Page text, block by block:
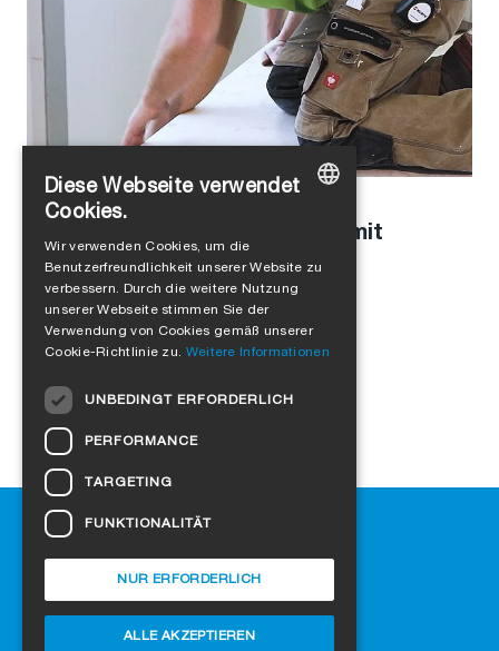
Stefanie Schaller
Modulbau mit Holz: Interview mit
Leopold Kasseckert
Hilfe
SIGA-Fachhändler finden
Häufig gestellte Fragen
Cookie-Einstellungen
ENGLISH
FRENCH
DANISH
Diese Webseite verwendet
Cookies.
Wir verwenden Cookies, um die
Benutzerfreundlichkeit unserer Website zu
verbessern. Durch die weitere Nutzung
unserer Webseite stimmen Sie der
Verwendung von Cookies gemäß unserer
Cookie-Richtlinie zu. Weitere Informationen
UNBEDINGT ERFORDERLICH
PERFORMANCE
TARGETING
FUNKTIONALITÄT
ALLE AKZEPTIEREN
NUR ERFORDERLICH